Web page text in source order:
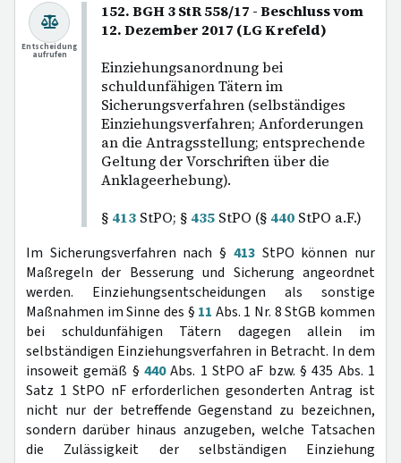
152. BGH 3 StR 558/17 - Beschluss vom
12. Dezember 2017 (LG Krefeld)
Einziehungsanordnung bei
schuldunfähigen Tätern im
Sicherungsverfahren (selbständiges
Einziehungsverfahren; Anforderungen
an die Antragsstellung; entsprechende
Geltung der Vorschriften über die
Anklageerhebung).
§ 413 StPO; § 435 StPO (§ 440 StPO a.F.)
Entscheidung
aufrufen
Im Sicherungsverfahren nach § 413StPO können nur
Maßregeln der Besserung und Sicherung angeordnet
werden. Einziehungsentscheidungen als sonstige
Maßnahmen im Sinne des § 11 Abs. 1 Nr. 8 StGB kommen
bei schuldunfähigen Tätern dagegen allein im
selbständigen Einziehungsverfahren in Betracht. In dem
insoweit gemäß § 440Abs. 1 StPO aF bzw. § 435 Abs. 1
Satz 1 StPO nF erforderlichen gesonderten Antrag ist
nicht nur der betreffende Gegenstand zu bezeichnen,
sondern darüber hinaus anzugeben, welche Tatsachen
die Zulässigkeit der selbständigen Einziehung